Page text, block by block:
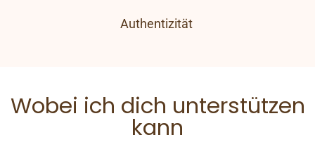
Authentizität
Wobei ich dich unterstützen
kann